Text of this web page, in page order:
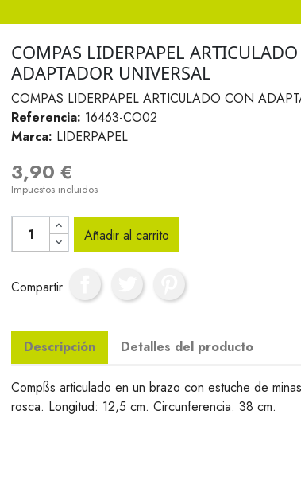
COMPAS LIDERPAPEL
ADAPTADOR UNIVERSAL
COMPAS LIDERPAPEL ARTICULADO CON
Referencia: 16463-CO02
Marca: LIDERPAPEL
3,90 €
Impuestos incluidos
Añadir al carrito
Compartir
Descripción Detalles del producto
Compßs articulado en un brazo con estuche de
rosca. Longitud: 12,5 cm. Circunferencia: 38 cm.